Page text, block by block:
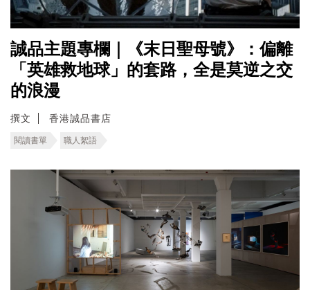
誠品主題專欄｜《末日聖母號》：偏離
「英雄救地球」的套路，全是莫逆之交
的浪漫
撰文 香港誠品書店
閱讀書單 職人絮語